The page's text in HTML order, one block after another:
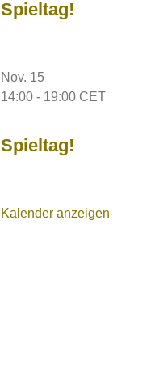
Spieltag!
Nov. 15
14:00 - 19:00 CET
Spieltag!
Kalender anzeigen